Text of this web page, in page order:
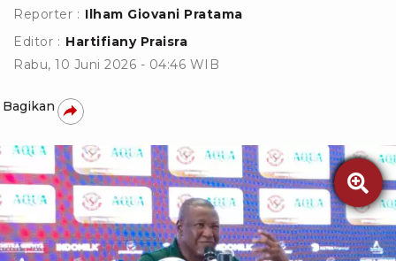
Reporter : Ilham Giovani Pratama
Editor : Hartifiany Praisra
Rabu, 10 Juni 2026 - 04:46 WIB
Bagikan
